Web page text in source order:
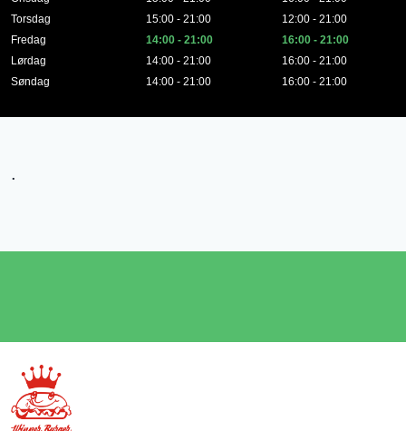
Torsdag
Fredag
Lørdag
Søndag
15:00 - 21:00
14:00 - 21:00
14:00 - 21:00
14:00 - 21:00
12:00 - 21:00
16:00 - 21:00
16:00 - 21:00
16:00 - 21:00
.